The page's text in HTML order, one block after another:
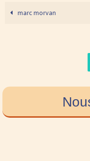
marc morvan